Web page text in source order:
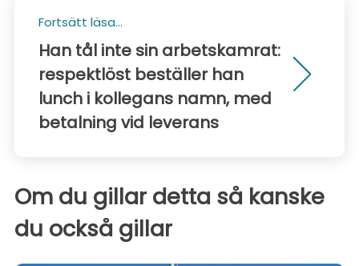
Fortsätt läsa...
Han tål inte sin arbetskamrat:
respektlöst beställer han
lunch i kollegans namn, med
betalning vid leverans
Om du gillar detta så kanske
du också gillar